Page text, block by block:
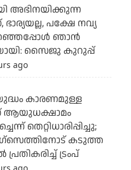
അഭിനയിക്കുന്ന
പക്ഷേ നവ്യ
ഞാന്‍
സൈജു കുറുപ്പ്
ago
കാരണമുള്ള
തെറ്റിധാരിപ്പിച്ചു;
കടുത്ത
ട്രംപ്